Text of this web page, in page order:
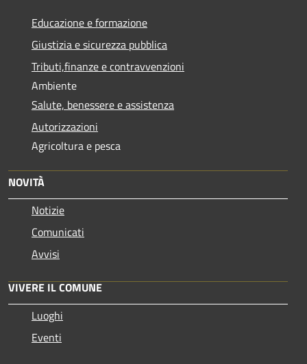
Educazione e formazione
Giustizia e sicurezza pubblica
Tributi,finanze e contravvenzioni
Ambiente
Salute, benessere e assistenza
Autorizzazioni
Agricoltura e pesca
NOVITÀ
Notizie
Comunicati
Avvisi
VIVERE IL COMUNE
Luoghi
Eventi